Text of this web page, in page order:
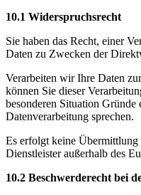
10.1 Widerspruchsrecht
Sie haben das Recht, einer
Daten zu Zwecken der
Verarbeiten wir Ihre Daten
können Sie dieser
besonderen Situation Gründe
Datenverarbeitung sprechen.
Es erfolgt keine Übermittlung
Dienstleister außerhalb des
10.2 Beschwerderecht bei